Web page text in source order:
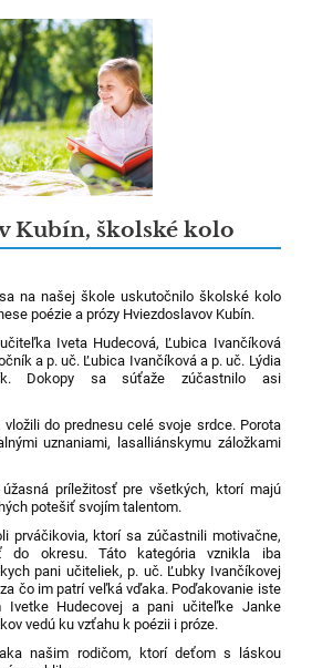
Kubín, školské kolo
na našej škole uskutočnilo školské kolo
poézie a prózy Hviezdoslavov Kubín.
Iveta Hudecová, Ľubica Ivančíková
a p. uč. Ľubica Ivančíková a p. uč. Lýdia
Dokopy sa súťaže zúčastnilo asi
do prednesu celé svoje srdce. Porota
uznaniami, lasalliánskymu záložkami
príležitosť pre všetkých, ktorí majú
potešiť svojím talentom.
prváčikovia, ktorí sa zúčastnili motivačne,
do okresu. Táto kategória vznikla iba
pani učiteliek, p. uč. Ľubky Ivančíkovej
čo im patrí veľká vďaka. Poďakovanie iste
Hudecovej a pani učiteľke Janke
vedú ku vzťahu k poézii i próze.
našim rodičom, ktorí deťom s láskou